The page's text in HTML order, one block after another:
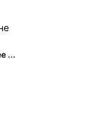
Чат, форум и отзывы о Cheelee (CHEELEE) - The Hedger